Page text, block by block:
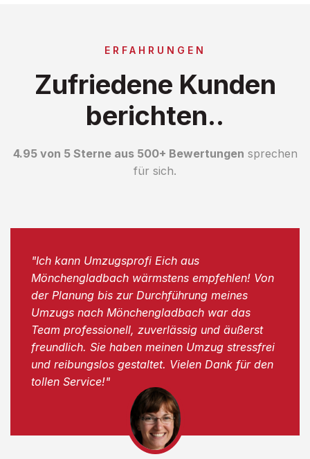
ERFAHRUNGEN
Zufriedene Kunden
berichten..
4.95 von 5 Sterne aus 500+ Bewertungen sprechen
für sich.
"Ich kann Umzugsprofi Eich aus
Mönchengladbach wärmstens empfehlen! Von
der Planung bis zur Durchführung meines
Umzugs nach Mönchengladbach war das
Team professionell, zuverlässig und äußerst
freundlich. Sie haben meinen Umzug stressfrei
und reibungslos gestaltet. Vielen Dank für den
tollen Service!"